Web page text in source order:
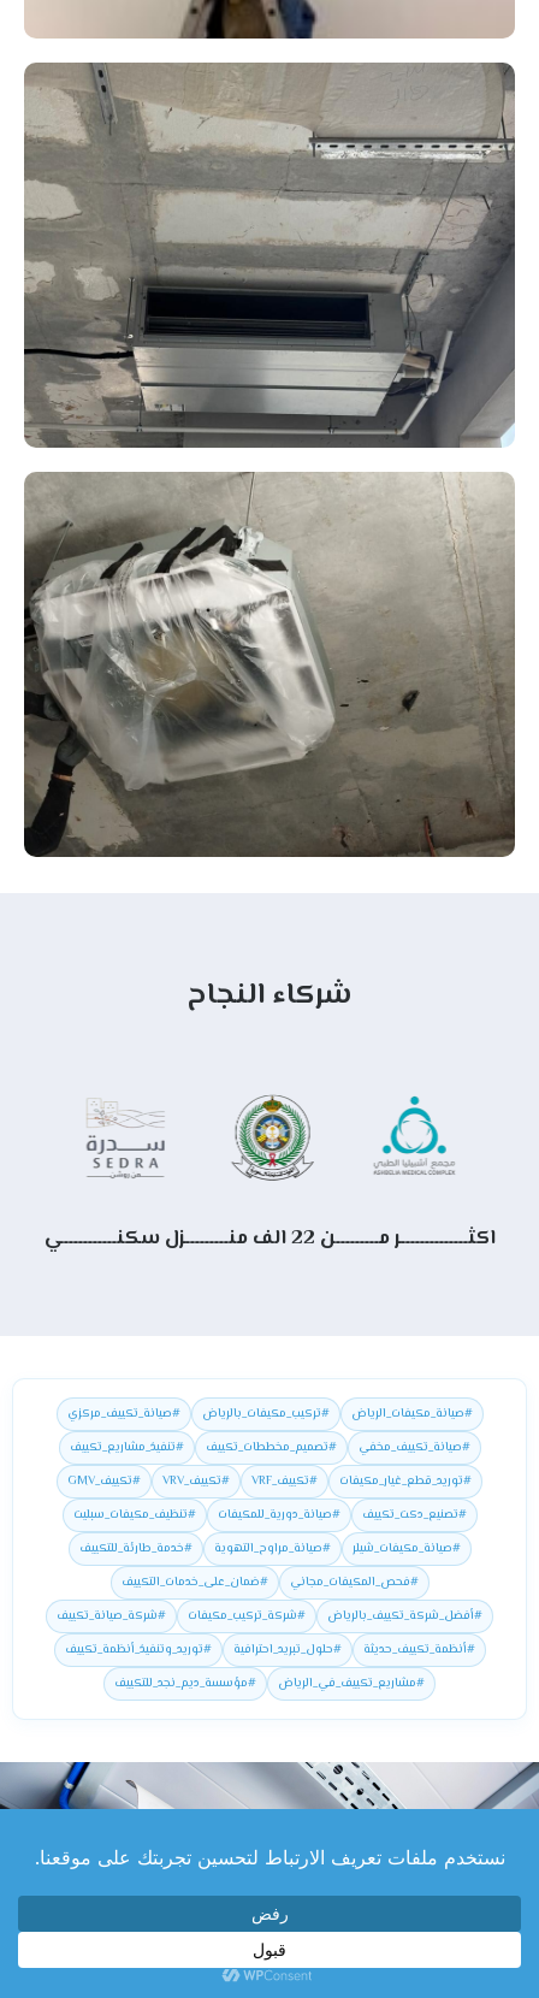
شركاء النجاح
اكثــــــــــــــر مـــــــــن 22 الف منـــــــــزل سكنـــــــــــي
#صيانة_مكيفات_الرياض #تركيب_مكيفات_بالرياض
#صيانة_تكييف_مركزي
#صيانة_تكييف_مخفي
#تصميم_مخططات_تكييف
#تنفيذ_مشاريع_تكييف
#توريد_قطع_غيار_مكيفات
#تكييف_VRF #تكييف_VRV
#تكييف_GMV
#تصنيع_دكت_تكييف
#صيانة_دورية_للمكيفات
#تنظيف_مكيفات_سبليت
#صيانة_مكيفات_شيلر
#صيانة_مراوح_التهوية
#خدمة_طارئة_للتكييف
#فحص_المكيفات_مجاني
#ضمان_على_خدمات_التكييف
#أفضل_شركة_تكييف_بالرياض
#شركة_تركيب_مكيفات
#شركة_صيانة_تكييف
#أنظمة_تكييف_حديثة
#حلول_تبريد_احترافية
#توريد_وتنفيذ_أنظمة_تكييف
#مشاريع_تكييف_في_الرياض
#مؤسسة_ديم_نجد_للتكييف
خدمات تكييف متكاملة - تواصل معنا
الان